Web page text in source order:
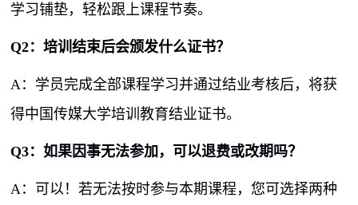
学习铺垫，轻松跟上课程节奏。
Q2：培训结束后会颁发什么证书？
A ：学员完成全部课程学习并通过结业考核后，将获
得中国传媒大学培训教育结业证书。
Q3：如果因事无法参加，可以退费或改期吗？
A ：可以！若无法按时参与本期课程，您可选择两种